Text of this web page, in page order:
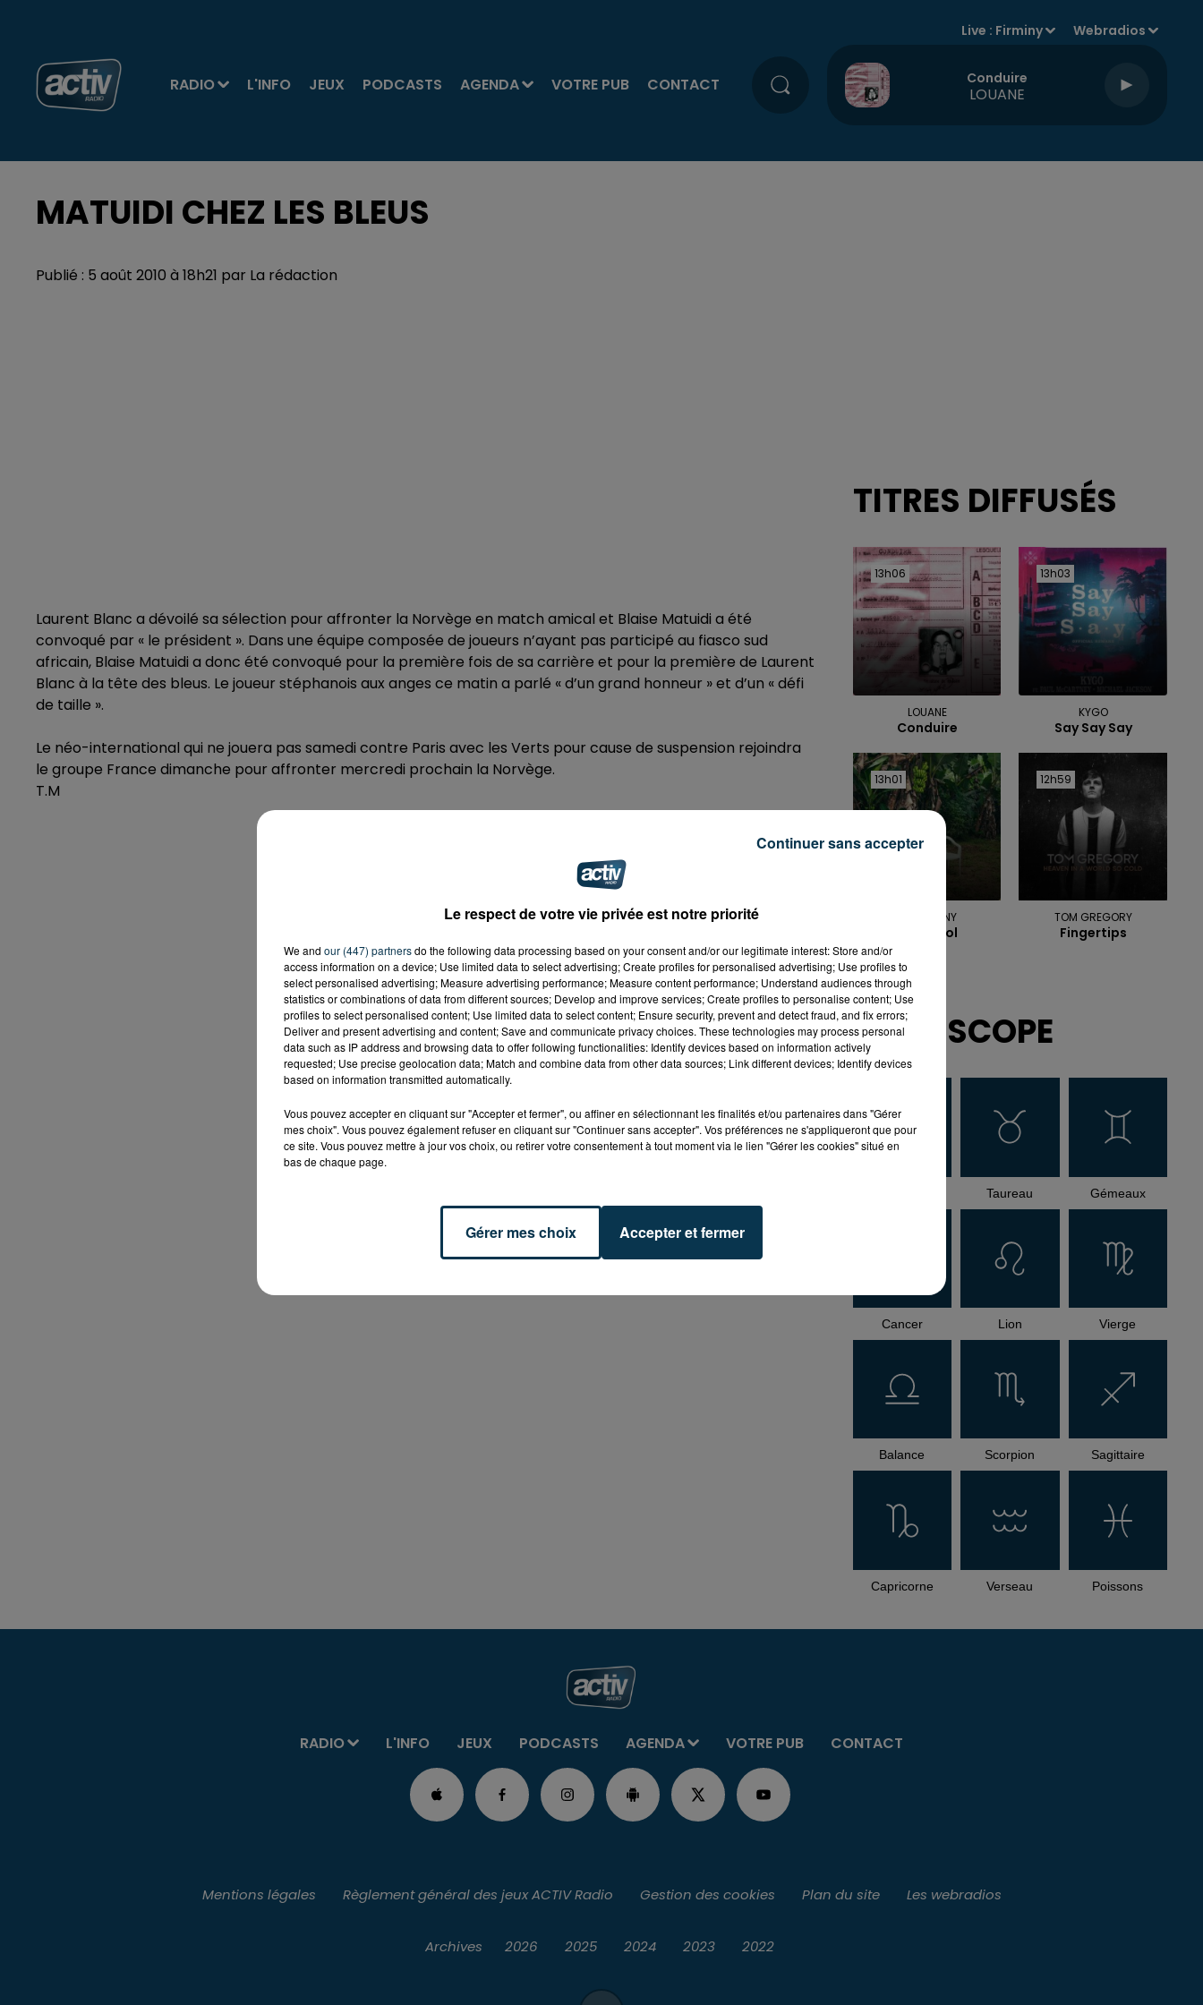
RADIO L'INFO JEUX PODCASTS AGENDA VOTRE PUB CONTACT
Live : Firminy Webradios
Conduire
LOUANE
MATUIDI CHEZ LES BLEUS
Publié : 5 août 2010 à 18h21 par La rédaction
Laurent Blanc a dévoilé sa sélection pour affronter la Norvège en match amical et Blaise Matuidi a été
convoqué par « le président ». Dans une équipe composée de joueurs n’ayant pas participé au fiasco sud
africain, Blaise Matuidi a donc été convoqué pour la première fois de sa carrière et pour la première de Laurent
Blanc à la tête des bleus. Le joueur stéphanois aux anges ce matin a parlé « d’un grand honneur » et d’un « défi
de taille ».
Le néo-international qui ne jouera pas samedi contre Paris avec les Verts pour cause de suspension rejoindra
le groupe France dimanche pour affronter mercredi prochain la Norvège.
T.M
TITRES DIFFUSÉS
13h06
13h06
LOUANE
Conduire
13h03
13h03
KYGO
Say Say Say
13h01
13h01
BAD BUNNY
Nuevayol
12h59
12h59
TOM GREGORY
Fingertips
HOROSCOPE
Taureau Gémeaux
Cancer Lion Vierge
Balance Scorpion Sagittaire
Capricorne Verseau Poissons
RADIO L'INFO JEUX PODCASTS AGENDA VOTRE PUB CONTACT
Mentions légales Règlement général des jeux ACTIV Radio Gestion des cookies Plan du site Les webradios
Archives 2026 2025 2024 2023 2022
Le respect de votre vie privée est notre priorité
We and our (447) partnersdo the following data processing based on your consent and/or our legitimate interest: Store and/or
access information on a device; Use limited data to select advertising; Create profiles for personalised advertising; Use profiles to
select personalised advertising; Measure advertising performance; Measure content performance; Understand audiences through
statistics or combinations of data from different sources; Develop and improve services; Create profiles to personalise content; Use
profiles to select personalised content; Use limited data to select content; Ensure security, prevent and detect fraud, and fix errors;
Deliver and present advertising and content; Save and communicate privacy choices. These technologies may process personal
data such as IP address and browsing data to offer following functionalities: Identify devices based on information actively
requested; Use precise geolocation data; Match and combine data from other data sources; Link different devices; Identify devices
based on information transmitted automatically.
Vous pouvez accepter en cliquant sur "Accepter et fermer", ou affiner en sélectionnant les finalités et/ou partenaires dans "Gérer
mes choix". Vous pouvez également refuser en cliquant sur "Continuer sans accepter". Vos préférences ne s'appliqueront que pour
ce site. Vous pouvez mettre à jour vos choix, ou retirer votre consentement à tout moment via le lien "Gérer les cookies" situé en
bas de chaque page.
Gérer mes choix Accepter et fermer
Continuer sans accepter